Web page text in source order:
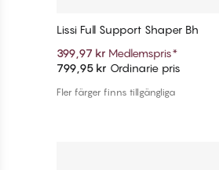
Lägg till i varukorg
Lissi Full Support Shaper Bh
399,97 kr Medlemspris*
799,95 kr Ordinarie pris
Fler färger finns tillgängliga